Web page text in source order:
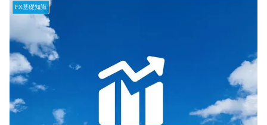
FX基礎知識